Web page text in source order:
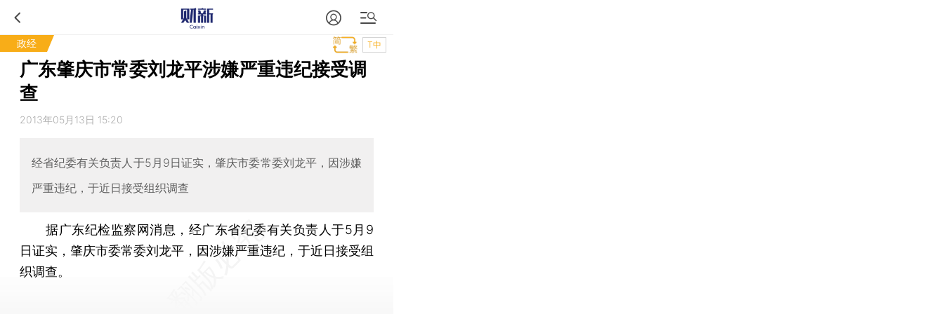
政经 T中
广东肇庆市常委刘龙平涉嫌严重违纪接受调
查
2013年05月13日 15:20
经省纪委有关负责人于5月9日证实，肇庆市委常委刘龙平，因涉嫌
严重违纪，于近日接受组织调查
据广东纪检监察网消息，经广东省纪委有关负责人于5月9
日证实，肇庆市委常委刘龙平，因涉嫌严重违纪，于近日接受组
织调查。